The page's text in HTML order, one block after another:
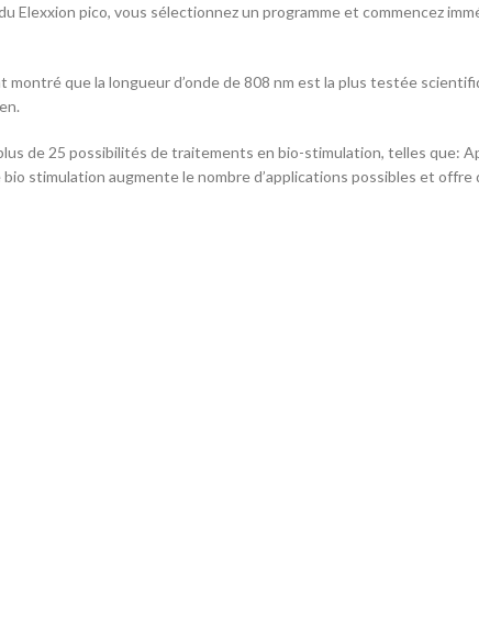
Elexxion pico, vous sélectionnez un programme et commencez
que la longueur d’onde de 808 nm est la plus testée
de 25 possibilités de traitements en bio-stimulation, telles que:
stimulation augmente le nombre d’applications possibles et